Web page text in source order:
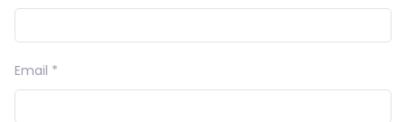
Email *